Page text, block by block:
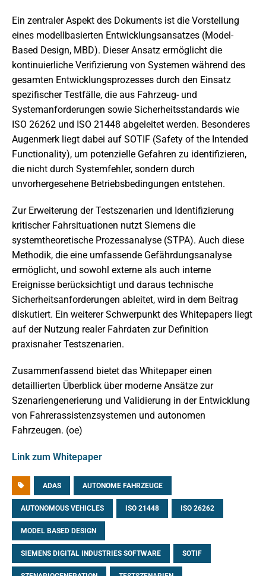
Ein zentraler Aspekt des Dokuments ist die Vorstellung
eines modellbasierten Entwicklungsansatzes (Model-
Based Design, MBD). Dieser Ansatz ermöglicht die
kontinuierliche Verifizierung von Systemen während des
gesamten Entwicklungsprozesses durch den Einsatz
spezifischer Testfälle, die aus Fahrzeug- und
Systemanforderungen sowie Sicherheitsstandards wie
ISO 26262 und ISO 21448 abgeleitet werden. Besonderes
Augenmerk liegt dabei auf SOTIF (Safety of the Intended
Functionality), um potenzielle Gefahren zu identifizieren,
die nicht durch Systemfehler, sondern durch
unvorhergesehene Betriebsbedingungen entstehen.
Zur Erweiterung der Testszenarien und Identifizierung
kritischer Fahrsituationen nutzt Siemens die
systemtheoretische Prozessanalyse (STPA). Auch diese
Methodik, die eine umfassende Gefährdungsanalyse
ermöglicht, und sowohl externe als auch interne
Ereignisse berücksichtigt und daraus technische
Sicherheitsanforderungen ableitet, wird in dem Beitrag
diskutiert. Ein weiterer Schwerpunkt des Whitepapers liegt
auf der Nutzung realer Fahrdaten zur Definition
praxisnaher Testszenarien.
Zusammenfassend bietet das Whitepaper einen
detaillierten Überblick über moderne Ansätze zur
Szenariengenerierung und Validierung in der Entwicklung
von Fahrerassistenzsystemen und autonomen
Fahrzeugen. (oe)
Link zum Whitepaper
ADAS AUTONOME FAHRZEUGE
AUTONOMOUS VEHICLES ISO 21448 ISO 26262
MODEL BASED DESIGN
SIEMENS DIGITAL INDUSTRIES SOFTWARE SOTIF